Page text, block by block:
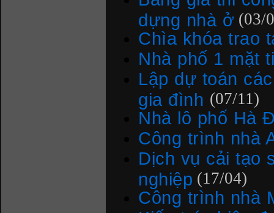
dựng nhà ở (03/
Chìa khóa trao
Nhà phố 1 mặt
Lập dự toán
gia đình (07/11)
Nhà lô phố Hà
Công trình nhà
Dịch vụ cải tạo
nghiệp (17/04)
Công trình nhà